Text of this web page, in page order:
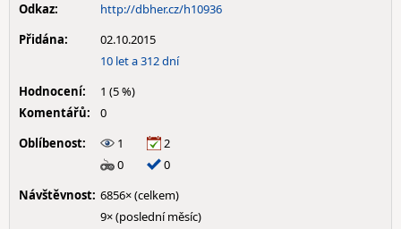
Odkaz:
http://dbher.cz/h10936
Přidána:
02.10.2015
10 let a 312 dní
Hodnocení:
1 (5 %)
Komentářů:
0
Oblíbenost:
1
2
0
0
Návštěvnost: 6856× (celkem)
9× (poslední měsíc)